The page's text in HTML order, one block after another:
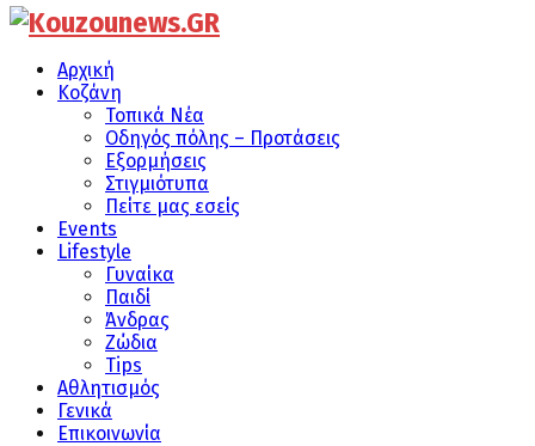
Facebook
Instagram
Youtube
Αρχική
Κοζάνη
Τοπικά Νέα
Οδηγός πόλης – Προτάσεις
Εξορμήσεις
Στιγμιότυπα
Πείτε μας εσείς
Events
Lifestyle
Γυναίκα
Παιδί
Άνδρας
Ζώδια
Tips
Αθλητισμός
Γενικά
Επικοινωνία